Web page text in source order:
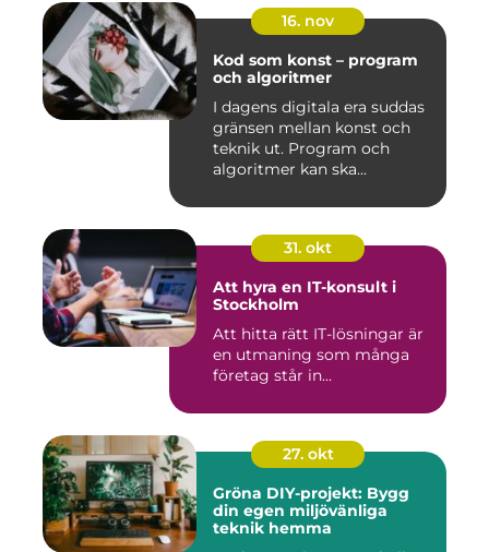
16. nov
Kod som konst – program
och algoritmer
I dagens digitala era suddas
gränsen mellan konst och
teknik ut. Program och
algoritmer kan ska...
31. okt
Att hyra en IT-konsult i
Stockholm
Att hitta rätt IT-lösningar är
en utmaning som många
företag står in...
27. okt
Gröna DIY-projekt: Bygg
din egen miljövänliga
teknik hemma